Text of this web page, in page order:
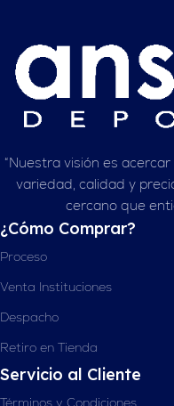
“Nuestra visión es
variedad, calidad y
cercano que
¿Cómo Comprar?
Proceso
Venta Instituciones
Despacho
Retiro en Tienda
Servicio al Cliente
Términos y Condiciones